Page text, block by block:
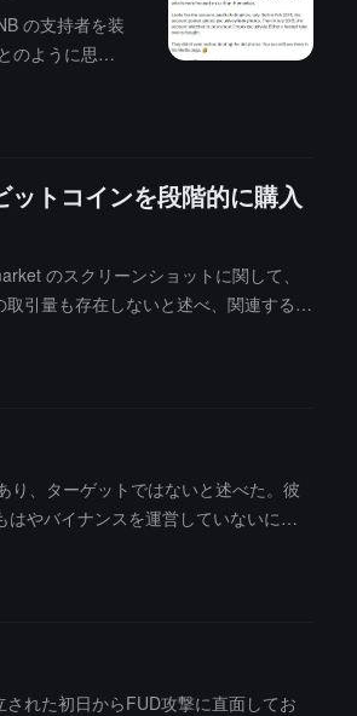
の支持者を装
のように思え
キングされた
トコインを段階的に購入
のスクリーンショットに関して、
引量も存在しないと述べ、関連するス
しました。Binance のウォレット残
時価総額が約 1.7 兆ドルであることを
り、ターゲットではないと述べた。彼
やバイナンスを運営していないにも
れた初日からFUD攻撃に直面してお